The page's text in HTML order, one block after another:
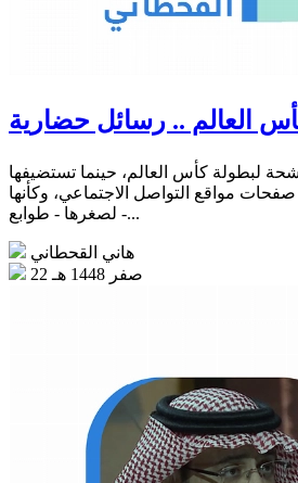
العالم .. رسائل حضارية
لبطولة كأس العالم، حينما تستضيفها
في 2034، على صفحات مواقع التواصل الاجتماعي، وكأنها
- لصغرها - طوابع...
هاني القحطاني
22 صفر 1448 هـ